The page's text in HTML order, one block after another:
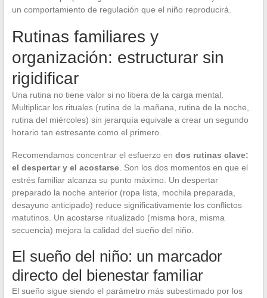
un comportamiento de regulación que el niño reproducirá.
Rutinas familiares y
organización: estructurar sin
rigidificar
Una rutina no tiene valor si no libera de la carga mental.
Multiplicar los rituales (rutina de la mañana, rutina de la noche,
rutina del miércoles) sin jerarquía equivale a crear un segundo
horario tan estresante como el primero.
Recomendamos concentrar el esfuerzo en dos rutinas clave:
el despertar y el acostarse. Son los dos momentos en que el
estrés familiar alcanza su punto máximo. Un despertar
preparado la noche anterior (ropa lista, mochila preparada,
desayuno anticipado) reduce significativamente los conflictos
matutinos. Un acostarse ritualizado (misma hora, misma
secuencia) mejora la calidad del sueño del niño.
El sueño del niño: un marcador
directo del bienestar familiar
El sueño sigue siendo el parámetro más subestimado por los